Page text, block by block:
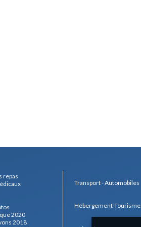
repas
2020
2018
Transport - Automobiles
Hébergement-Tourisme